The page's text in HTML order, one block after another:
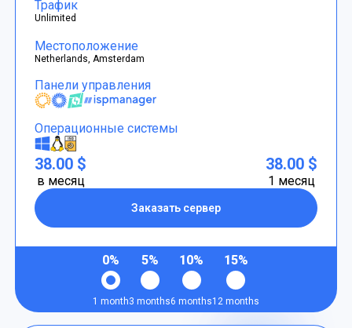
Трафик
Unlimited
Местоположение
Netherlands, Amsterdam
Панели управления
Операционные системы
38.00 $
в месяц
Заказать сервер
38.00 $
1 месяц
0%
1 month
5%
3 months
10%
6 months
15%
12 months